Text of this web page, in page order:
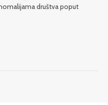
društva poput